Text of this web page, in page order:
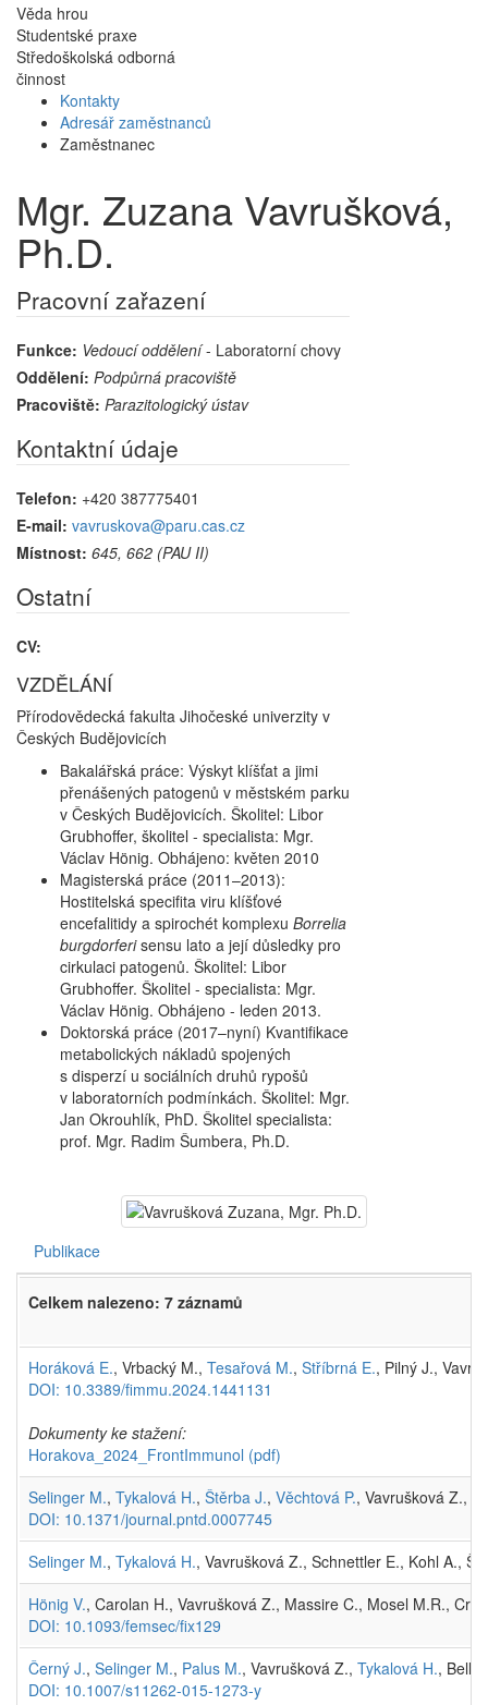
Věda hrou
Studentské praxe
Středoškolská odborná
činnost
Kontakty
Adresář zaměstnanců
Zaměstnanec
Mgr. Zuzana Vavrušková,
Ph.D.
Pracovní zařazení
Funkce: Vedoucí oddělení- Laboratorní chovy
Oddělení: Podpůrná pracoviště
Pracoviště: Parazitologický ústav
Kontaktní údaje
Telefon: +420 387775401
E-mail: vavruskova@paru.cas.cz
Místnost: 645, 662 (PAU II)
Ostatní
CV:
VZDĚLÁNÍ
Přírodovědecká fakulta Jihočeské univerzity v
Českých Budějovicích
Bakalářská práce: Výskyt klíšťat a jimi
přenášených patogenů v městském parku
v Českých Budějovicích. Školitel: Libor
Grubhoffer, školitel - specialista: Mgr.
Václav Hönig. Obhájeno: květen 2010
Magisterská práce (2011–2013):
Hostitelská specifita viru klíšťové
encefalitidy a spirochét komplexu Borrelia
burgdorferisensu lato a její důsledky pro
cirkulaci patogenů. Školitel: Libor
Grubhoffer. Školitel - specialista: Mgr.
Václav Hönig. Obhájeno - leden 2013.
Doktorská práce (2017–nyní) Kvantifikace
metabolických nákladů spojených
s disperzí u sociálních druhů rypošů
v laboratorních podmínkách. Školitel: Mgr.
Jan Okrouhlík, PhD. Školitel specialista:
prof. Mgr. Radim Šumbera, Ph.D.
Publikace
Celkem nalezeno: 7 záznamů
Horáková E., Vrbacký M., Tesařová M., Stříbrná E., Pilný J.,
DOI: 10.3389/fimmu.2024.1441131
Dokumenty ke stažení:
Horakova_2024_FrontImmunol (pdf)
Selinger M., Tykalová H., Štěrba J., Věchtová P., Vavrušková Z.,
DOI: 10.1371/journal.pntd.0007745
Selinger M., Tykalová H., Vavrušková Z., Schnettler E., Kohl A.,
Hönig V., Carolan H., Vavrušková Z., Massire C., Mosel M.R.,
DOI: 10.1093/femsec/fix129
Černý J., Selinger M., Palus M., Vavrušková Z., Tykalová H., Bell-
DOI: 10.1007/s11262-015-1273-y